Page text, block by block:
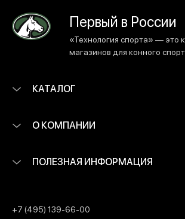
Первый в России
«Технология спорта» — это
магазинов для конного
КАТАЛОГ
О КОМПАНИИ
ПОЛЕЗНАЯ ИНФОРМАЦИЯ
+7 (495) 139-66-00